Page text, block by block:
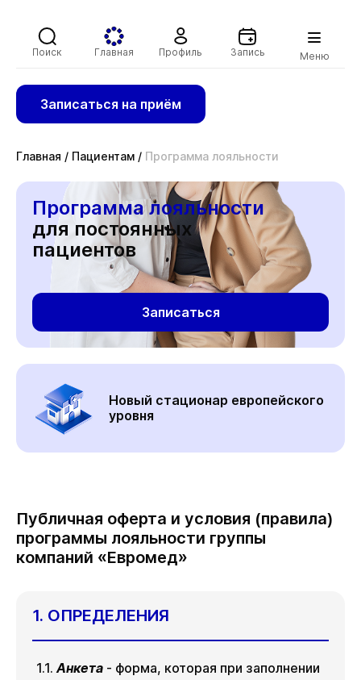
Поиск Главная Профиль Запись Меню
Записаться на приём
Главная / Пациентам / Программа лояльности
Программа лояльности
для постоянных
пациентов
Записаться
Новый стационар европейского
уровня
Публичная оферта и условия (правила)
программы лояльности группы
компаний «Евромед»
1. ОПРЕДЕЛЕНИЯ
1.1.Анкета - форма, которая при заполнении